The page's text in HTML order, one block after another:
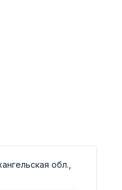
обл.,